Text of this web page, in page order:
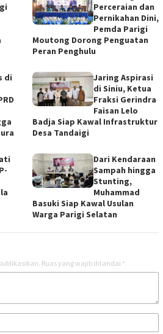
Perceraian dan
Pernikahan Dini,
Pemda Parigi
Moutong Dorong Penguatan
Peran Penghulu
di
Jaring Aspirasi
di Siniu, Ketua
Fraksi Gerindra
Faisan Lelo
Badja Siap Kawal Infrastruktur
Desa Tandaigi
Dari Kendaraan
Sampah hingga
Stunting,
Muhammad
Basuki Siap Kawal Usulan
Warga Parigi Selatan
Ruas yang wajib ditandai *